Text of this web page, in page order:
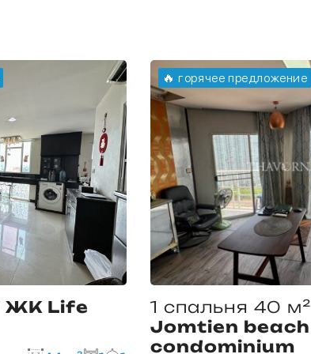
ЖК Life
🔥 горячее предложение
1 спальня 40 м²
Jomtien beach
condominium